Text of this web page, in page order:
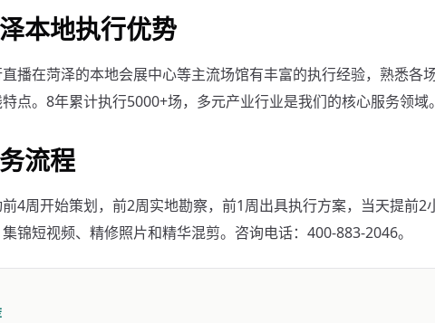
本地执行优势
播在菏泽的本地会展中心等主流场馆有丰富的执行经验，熟悉各
点。8年累计执行5000+场，多元产业行业是我们的核心服务领域。
流程
4周开始策划，前2周实地勘察，前1周出具执行方案，当天提前2
锦短视频、精修照片和精华混剪。咨询电话：400-883-2046。